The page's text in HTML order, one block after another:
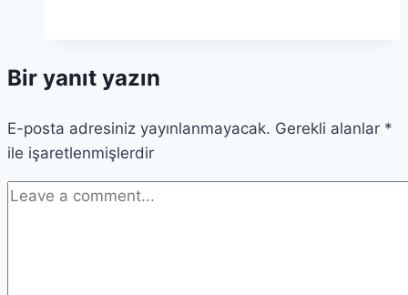
Kapsamlı
Kılavuz
Bir yanıt yazın
E-posta adresiniz yayınlanmayacak. Gerekli alanlar *
ile işaretlenmişlerdir